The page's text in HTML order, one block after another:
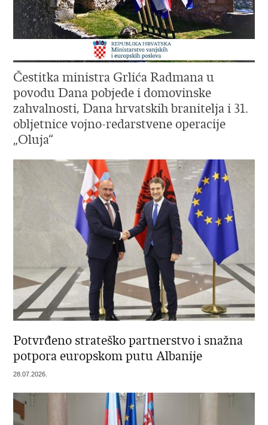
Čestitka ministra Grlića Radmana u
povodu Dana pobjede i domovinske
zahvalnosti, Dana hrvatskih branitelja i 31.
obljetnice vojno-redarstvene operacije
„Oluja“
Potvrđeno strateško partnerstvo i snažna
potpora europskom putu Albanije
28.07.2026.